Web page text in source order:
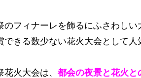
のフィナーレを飾るにふさわし
できる数少ない花火大会として人
火大会は、 都会の夜景と花火